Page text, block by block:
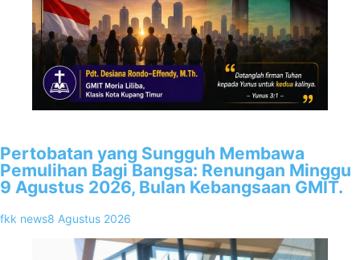
Pertobatan yang Sungguh Membawa
Pemulihan Bagi Bangsa: Renungan Minggu
9 Agustus 2026, Bulan Kebangsaan GMIT.
fkk news8 Agustus 2026